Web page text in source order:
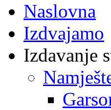
Naslovna
Izdvajamo
Izdavanje